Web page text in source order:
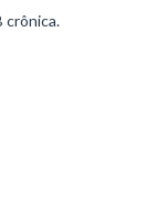
crônica.